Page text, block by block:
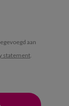
aan
statement.